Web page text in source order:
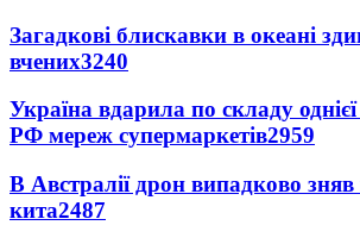
Загадкові блискавки в океані
вчених3240
Україна вдарила по складу
РФ мереж супермаркетів2959
В Австралії дрон випадково
кита2487